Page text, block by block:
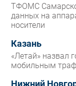
ТФОМС
данных на
носители
Казань
«Летай» назвал
мобильным